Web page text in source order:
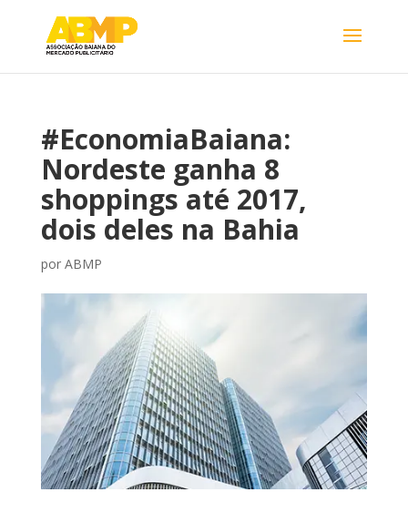
#EconomiaBaiana:
Nordeste ganha 8
shoppings até 2017,
dois deles na Bahia
por ABMP